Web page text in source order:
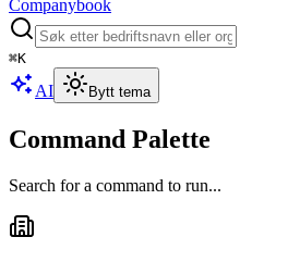
Companybook
⌘K
AI Bytt tema
Command Palette
Search for a command to run...